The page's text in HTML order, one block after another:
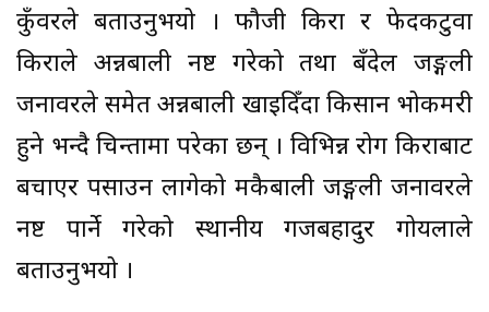
कुँवरले बताउनुभयो । फौजी किरा र फेदकटुवा
किराले अन्नबाली नष्ट गरेको तथा बँदेल जङ्गली
जनावरले समेत अन्नबाली खाइदिँदा किसान भोकमरी
हुने भन्दै चिन्तामा परेका छन् । विभिन्न रोग किराबाट
बचाएर पसाउन लागेको मकैबाली जङ्गली जनावरले
नष्ट पार्ने गरेको स्थानीय गजबहादुर गोयलाले
बताउनुभयो ।